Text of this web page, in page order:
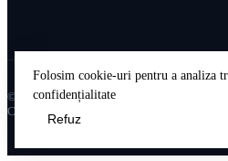
© 2026 IsoPedia. Resurse educaționale
Construit în România 🇷🇴
Folosim cookie-uri pentru a analiza
confidențialitate
Refuz